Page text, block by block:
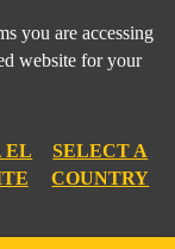
you are accessing
website for your
EL
SELECT A
COUNTRY